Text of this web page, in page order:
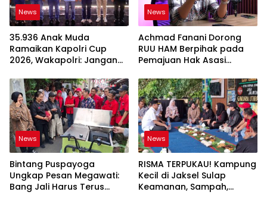
News
35.936 Anak Muda
Ramaikan Kapolri Cup
2026, Wakapolri: Jangan
News
Achmad Fanani Dorong
RUU HAM Berpihak pada
Pemajuan Hak Asasi
News
Bintang Puspayoga
Ungkap Pesan Megawati:
Bang Jali Harus Terus
News
RISMA TERPUKAU! Kampung
Kecil di Jaksel Sulap
Keamanan, Sampah,